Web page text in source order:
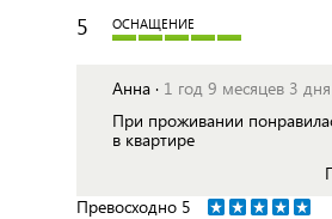
5 ОСНАЩЕНИЕ
Анна · 1 год 9 месяцев 3
При проживании
в квартире
Превосходно 5